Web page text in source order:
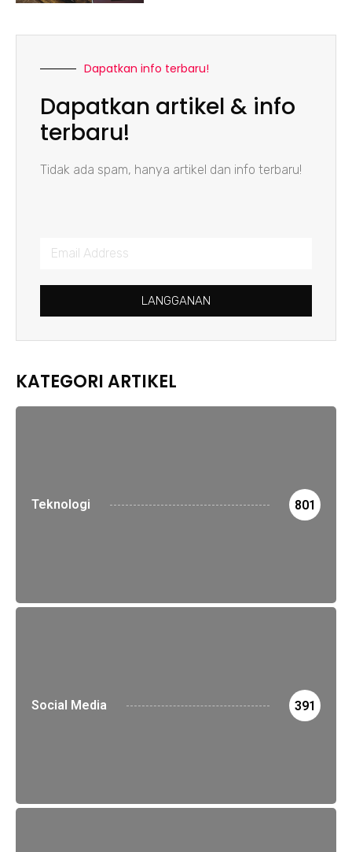
Dapatkan info terbaru!
Dapatkan artikel & info
terbaru!
Tidak ada spam, hanya artikel dan info terbaru!
LANGGANAN
KATEGORI ARTIKEL
Teknologi 801
Social Media 391